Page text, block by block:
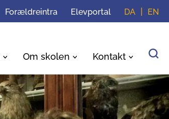
Forældreintra Elevportal DA EN
Om skolen Kontakt